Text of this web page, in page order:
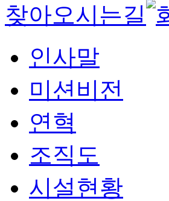
찾아오시는길
인사말
미션비전
연혁
조직도
시설현황